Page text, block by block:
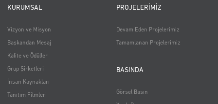
KURUMSAL
Vizyon ve Misyon
Başkandan Mesaj
Kalite ve Ödüller
Grup Şirketleri
İnsan Kaynakları
Tanıtım Filmleri
PROJELERİMİZ
Devam Eden Projelerimiz
Tamamlanan Projelerimiz
BASINDA
Görsel Basın